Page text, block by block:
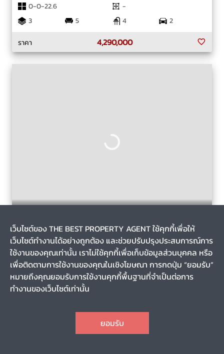
0-0-22.6
-
3
5 4
2
ราคา
4,290,000
รหัส T-138255
ขายทาวน์เฮ้าส์ หมู่บ้านโมดิวิลล่า ชัยพฤกษ์ (Modi Villa
Chaiyaphruek) นนทบุรี
0-0-27.4
117.00
2
3
2,999,000
เว็บไซต์ของ THE BEST PROPERTY AGENT ใช้คุกกี้เพื่อให้
เว็บไซต์ทำงานได้อย่างถูกต้อง และช่วยปรับปรุงประสบการณ์การ
ใช้งานของคุณเท่านั้น เราไม่ใช้คุกกี้เพื่อเก็บข้อมูลส่วนบุคคล หรือ
เพื่อติดตามการใช้งานของคุณในเชิงโฆษณา การกดปุ่ม “ยอมรับ”
หมายถึงคุณยอมรับการใช้งานคุกกี้พื้นฐานที่จำเป็นต่อการ
ทำงานของเว็บไซต์เท่านั้น
ยอมรับ